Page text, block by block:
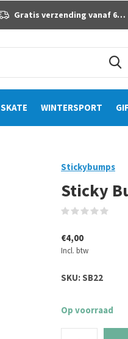
SKATE WINTERSPORT
Gratis verzending vanaf 60 euro
Stickybumps
Sticky
€4,00
Incl. btw
SKU:SB22
Op voorraad